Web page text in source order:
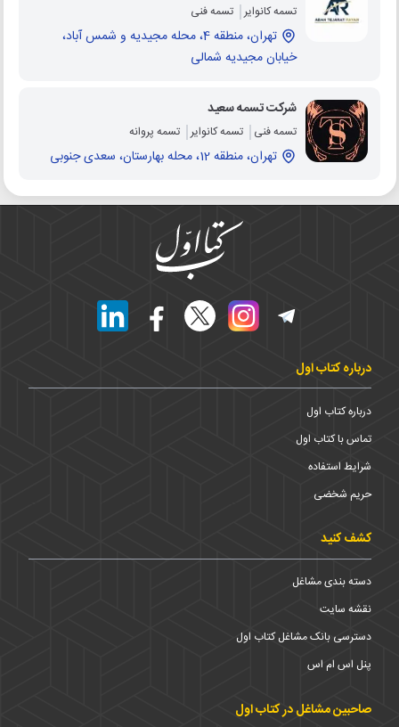
تسمه کانوایر تسمه فنی
تهران، منطقه 4، محله مجیدیه و شمس آباد،
خیابان مجیدیه شمالی
شرکت تسمه سعید
تسمه فنی تسمه کانوایر تسمه پروانه
تهران، منطقه 12، محله بهارستان، سعدی جنوبی
درباره کتاب اول
درباره کتاب اول
تماس با کتاب اول
شرایط استفاده
حریم شخضی
کشف کنید
دسته بندی مشاغل
نقشه سایت
دسترسی بانک مشاغل کتاب اول
پنل اس ام اس
صاحبین مشاغل در کتاب اول